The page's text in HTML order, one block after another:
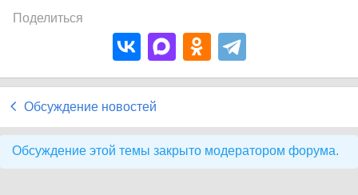
Поделиться
Обсуждение новостей
Обсуждение этой темы закрыто модератором форума.